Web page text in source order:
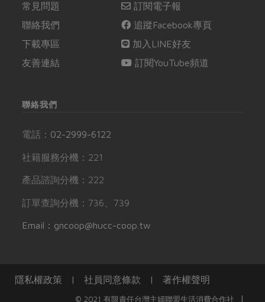
常見問題
聯絡我們
下載專區
友善連結
訂閱電子報
追蹤Facebook專頁
加入LINE好友
訂閱YouTube頻道
聯絡我們
電話： 02-2999-6122
社籍服務分機：221
產品諮詢分機：222
訂單查詢分機：736、739
Email：gncoop@hucc-coop.tw
隱私權政策 | 社員同意條款 | 著作權聲明
© 2021 有限責任台灣主婦聯盟生活消費合作社 |